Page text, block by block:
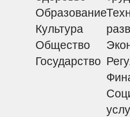
Образование
Культура
Общество
Государство